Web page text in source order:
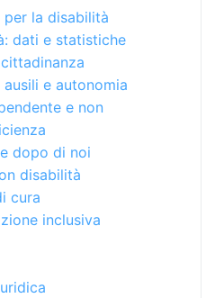
per la disabilità
dati e statistiche
e autonomia
e non
dopo di noi
disabilità
cura
inclusiva